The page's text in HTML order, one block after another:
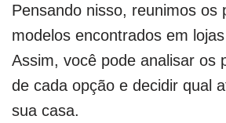
Pensando nisso, reunimos os
modelos encontrados em
Assim, você pode analisar os
de cada opção e decidir qual
sua casa.